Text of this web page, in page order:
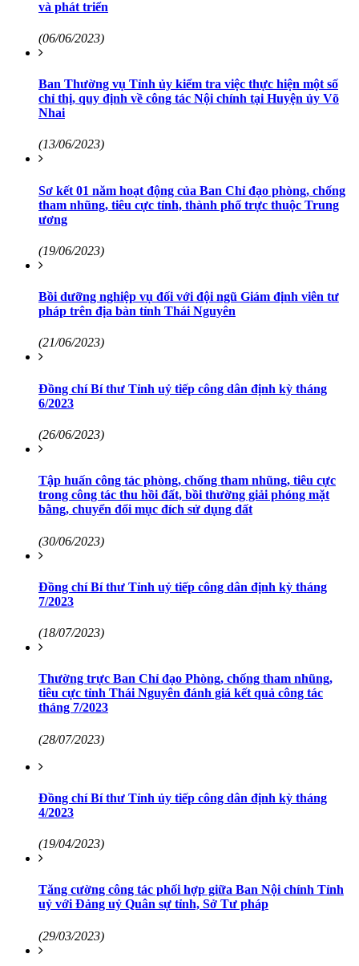
và phát triển
(06/06/2023)
Ban Thường vụ Tỉnh ủy kiểm tra việc thực hiện một số
chỉ thị, quy định về công tác Nội chính tại Huyện ủy Võ
Nhai
(13/06/2023)
Sơ kết 01 năm hoạt động của Ban Chỉ đạo phòng, chống
tham nhũng, tiêu cực tỉnh, thành phố trực thuộc Trung
ương
(19/06/2023)
Bồi dưỡng nghiệp vụ đối với đội ngũ Giám định viên tư
pháp trên địa bàn tỉnh Thái Nguyên
(21/06/2023)
Đồng chí Bí thư Tỉnh uỷ tiếp công dân định kỳ tháng
6/2023
(26/06/2023)
Tập huấn công tác phòng, chống tham nhũng, tiêu cực
trong công tác thu hồi đất, bồi thường giải phóng mặt
bằng, chuyển đổi mục đích sử dụng đất
(30/06/2023)
Đồng chí Bí thư Tỉnh uỷ tiếp công dân định kỳ tháng
7/2023
(18/07/2023)
Thường trực Ban Chỉ đạo Phòng, chống tham nhũng,
tiêu cực tỉnh Thái Nguyên đánh giá kết quả công tác
tháng 7/2023
(28/07/2023)
Đồng chí Bí thư Tỉnh ủy tiếp công dân định kỳ tháng
4/2023
(19/04/2023)
Tăng cường công tác phối hợp giữa Ban Nội chính Tỉnh
uỷ với Đảng uỷ Quân sự tỉnh, Sở Tư pháp
(29/03/2023)